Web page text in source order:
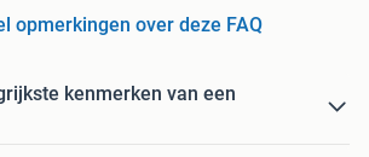
opmerkingen over deze FAQ
kenmerken van een